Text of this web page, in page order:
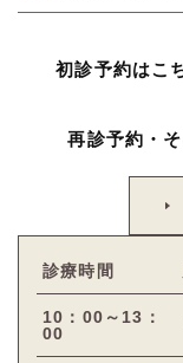
初診予約はこ
再診予約・
診療時間
10：00～13：
00